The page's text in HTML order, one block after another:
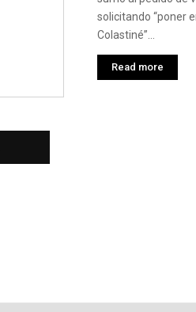
solicitando “poner
Colastiné”...
Read more